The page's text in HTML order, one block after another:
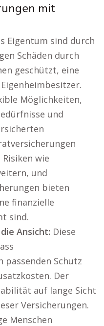
mit
Eigentum sind durch
Schäden durch
geschützt, eine
Möglichkeiten,
und
wie
und
bieten
finanzielle
sind.
Ansicht: Diese
passenden Schutz
Der
auf lange Sicht
Versicherungen.
Menschen